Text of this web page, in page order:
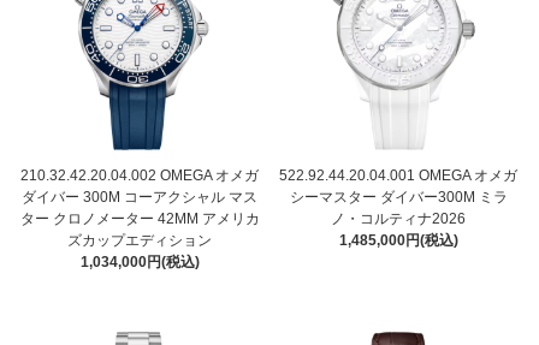
210.32.42.20.04.002 OMEGA オメガ
ダイバー 300M コーアクシャル マス
ター クロノメーター 42MM アメリカ
ズカップエディション
1,034,000円(税込)
522.92.44.20.04.001 OMEGA オメガ
シーマスター ダイバー300M ミラ
ノ・コルティナ2026
1,485,000円(税込)